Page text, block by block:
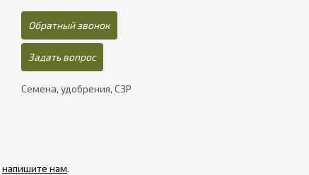
Обратный звонок
Задать вопрос
Семена, удобрения, СЗР
напишите нам.